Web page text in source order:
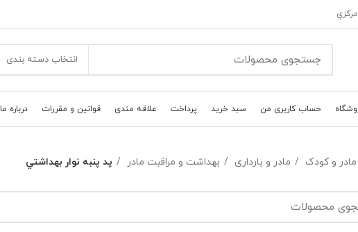
انتخاب دسته بندی
حساب کاربری من سبد خرید پرداخت علاقه مندی قوانین و مقررات درباره ما
مادر و کودک مادر و بارداری بهداشت و مراقبت مادر پد پنبه نوار بهداشتي